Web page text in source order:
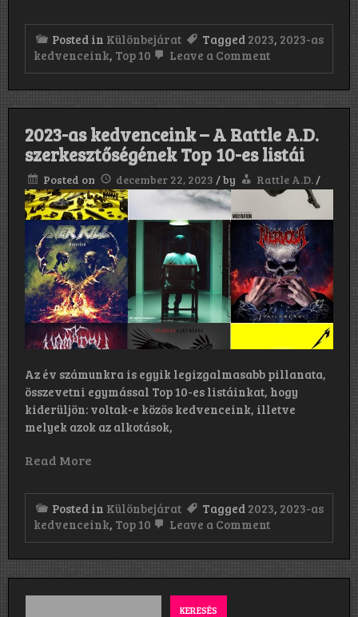
Posted in Különbejárat Tagged 2023, 2023-as
kedvenceink, Top 10 Leave a Commenton
kedvenceink
II.
2023-as kedvenceink – A Rattle A.D.
szerkesztőségének Top 10-es listái
Posted on december 22, 2023 /by Rattle A.D./
Az év számunkra is egyik legizgalmasabb pillanata,
összevetni egymással Top 10-es listáinkat, hogy
kiderüljön: voltak-e közös kedvenceink, illetve
melyek azok az alkotások,
Read More
Posted in Különbejárat Tagged 2023, 2023-as
kedvenceink, Top 10 Leave a Commenton
kedvenceink
–
KERESÉS